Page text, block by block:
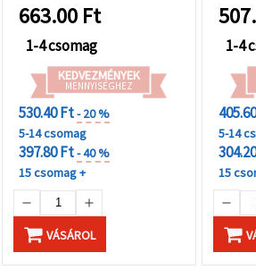
663.00 Ft
1-4 csomag
KEDVEZMÉNYEK
MENNYISÉGHEZ
530.40 Ft- 20 %
5-14 csomag
397.80 Ft- 40 %
15 csomag +
VÁSÁROL
1-4
5-14
15